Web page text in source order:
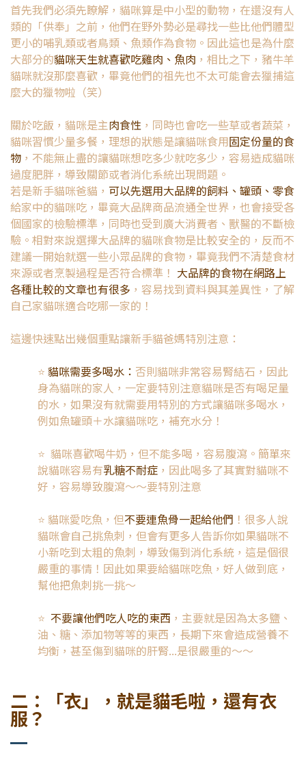
首先我們必須先瞭解，貓咪算是中小型的動物，在還沒有人
類的「供奉」之前，他們在野外勢必是尋找一些比他們體型
更小的哺乳類或者鳥類、魚類作為食物。因此這也是為什麼
大部分的貓咪天生就喜歡吃雞肉、魚肉 ，相比之下，豬牛羊
貓咪就沒那麼喜歡，畢竟他們的祖先也不太可能會去獵捕這
麼大的獵物啦（笑）
關於吃飯，貓咪是主肉食性 ，同時也會吃一些草或者蔬菜，
貓咪習慣少量多餐，理想的狀態是讓貓咪食用固定份量的食
物 ，不能無止盡的讓貓咪想吃多少就吃多少，容易造成貓咪
過度肥胖，導致關節或者消化系統出現問題。
若是新手貓咪爸貓， 可以先選用大品牌的飼料、罐頭、零食
給家中的貓咪吃，畢竟大品牌商品流通全世界，也會接受各
個國家的檢驗標準，同時也受到廣大消費者、獸醫的不斷檢
驗。相對來說選擇大品牌的貓咪食物是比較安全的，反而不
建議一開始就選一些小眾品牌的食物，畢竟我們不清楚食材
來源或者烹製過程是否符合標準！ 大品牌的食物在網路上
各種比較的文章也有很多 ，容易找到資料與其差異性，了解
自己家貓咪適合吃哪一家的！
這邊快速點出幾個重點讓新手貓爸媽特別注意：
⭐️ 貓咪需要多喝水： 否則貓咪非常容易腎結石，因此
身為貓咪的家人，一定要特別注意貓咪是否有喝足量
的水，如果沒有就需要用特別的方式讓貓咪多喝水，
例如魚罐頭＋水讓貓咪吃，補充水分！
⭐️ 貓咪喜歡喝牛奶，但不能多喝，容易腹瀉。簡單來
說貓咪容易有乳糖不耐症 ，因此喝多了其實對貓咪不
好，容易導致腹瀉～～要特別注意
⭐️ 貓咪愛吃魚，但不要連魚骨一起給他們 ！很多人說
貓咪會自己挑魚刺，但會有更多人告訴你如果貓咪不
小新吃到太粗的魚刺，導致傷到消化系統，這是個很
嚴重的事情！因此如果要給貓咪吃魚，好人做到底，
幫他把魚刺挑一挑～
⭐️ 不要讓他們吃人吃的東西 ，主要就是因為太多鹽、
油、糖、添加物等等的東西，長期下來會造成營養不
均衡，甚至傷到貓咪的肝腎...是很嚴重的～～
二：「衣」，就是貓毛啦，還有衣
服？